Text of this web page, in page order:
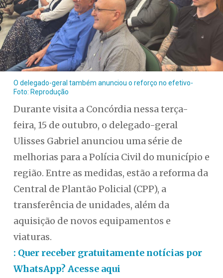
O delegado-geral também anunciou o reforço no efetivo-
Foto: Reprodução
Durante visita a Concórdia nessa terça-
feira, 15 de outubro, o delegado-geral
Ulisses Gabriel anunciou uma série de
melhorias para a Polícia Civil do município e
região. Entre as medidas, estão a reforma da
Central de Plantão Policial (CPP), a
transferência de unidades, além da
aquisição de novos equipamentos e
viaturas.
: Quer receber gratuitamente notícias por
WhatsApp? Acesse aqui